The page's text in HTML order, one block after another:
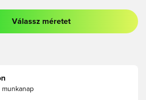
a bejelentkezéshez vagy a tagként való
Válassz méretet
munkanap